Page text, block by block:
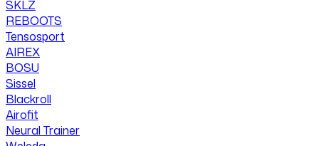
SKLZ
REBOOTS
Tensosport
AIREX
BOSU
Sissel
Blackroll
Airofit
Neural Trainer